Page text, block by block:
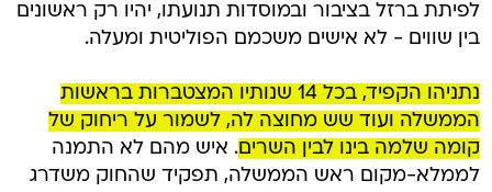
לפיתת ברזל בציבור ובמוסדות תנועתו, יהיו רק ראשונים
בין שווים - לא אישים משכמם הפוליטית ומעלה.
נתניהו הקפיד, בכל 14 שנותיו המצטברות בראשות
הממשלה ועוד שש מחוצה לה, לשמור על ריחוק של
קומה שלמה בינו לבין השרים. איש מהם לא התמנה
לממלא-מקום ראש הממשלה, תפקיד שהחוק משדרג